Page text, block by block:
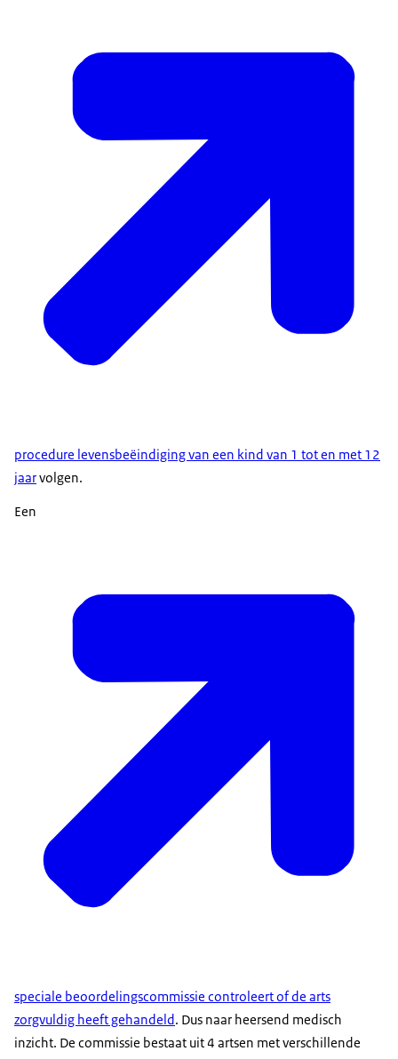
procedure levensbeëindiging van een kind van 1 tot en met 12
jaarvolgen.
Een
speciale beoordelingscommissie controleert of de arts
zorgvuldig heeft gehandeld. Dus naar heersend medisch
inzicht. De commissie bestaat uit 4 artsen met verschillende